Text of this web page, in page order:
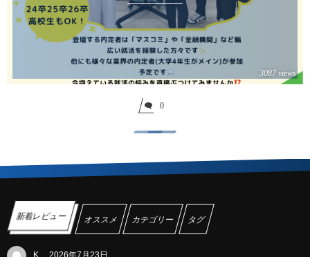
3087 views
0
新着レビュー オススメ カテゴリー タグ
K 2026年7月23日